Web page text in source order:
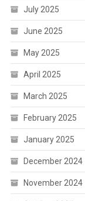
July 2025
June 2025
May 2025
April 2025
March 2025
February 2025
January 2025
December 2024
November 2024